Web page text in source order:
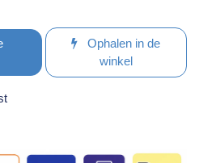
Ophalen in de
winkel